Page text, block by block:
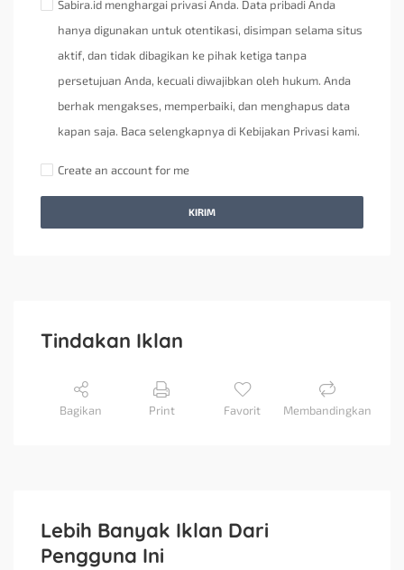
Sabira.id menghargai privasi Anda. Data pribadi Anda
hanya digunakan untuk otentikasi, disimpan selama situs
aktif, dan tidak dibagikan ke pihak ketiga tanpa
persetujuan Anda, kecuali diwajibkan oleh hukum. Anda
berhak mengakses, memperbaiki, dan menghapus data
kapan saja. Baca selengkapnya di Kebijakan Privasi kami.
Create an account for me
KIRIM
Tindakan Iklan
Bagikan Print Favorit Membandingkan
Lebih Banyak Iklan Dari
Pengguna Ini